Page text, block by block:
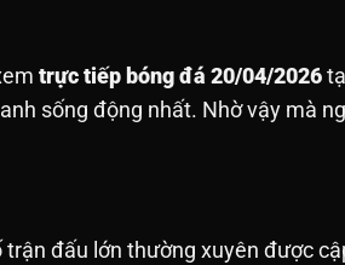
trực tiếp bóng đá 20/04/2026
sống động nhất. Nhờ vậy mà
đấu lớn thường xuyên được